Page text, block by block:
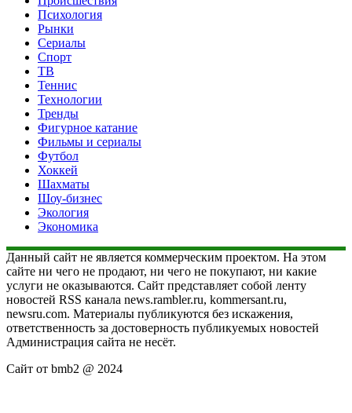
Психология
Рынки
Сериалы
Спорт
ТВ
Теннис
Технологии
Тренды
Фигурное катание
Фильмы и сериалы
Футбол
Хоккей
Шахматы
Шоу-бизнес
Экология
Экономика
Данный сайт не является коммерческим проектом. На этом
сайте ни чего не продают, ни чего не покупают, ни какие
услуги не оказываются. Сайт представляет собой ленту
новостей RSS канала news.rambler.ru, kommersant.ru,
newsru.com. Материалы публикуются без искажения,
ответственность за достоверность публикуемых новостей
Администрация сайта не несёт.
Сайт от bmb2 @ 2024